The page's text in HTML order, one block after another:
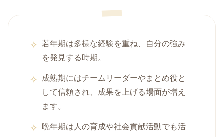
若年期は多様な経験を重ね、自分の強み
を発見する時期。
成熟期にはチームリーダーやまとめ役と
して信頼され、成果を上げる場面が増え
ます。
晩年期は人の育成や社会貢献活動でも活